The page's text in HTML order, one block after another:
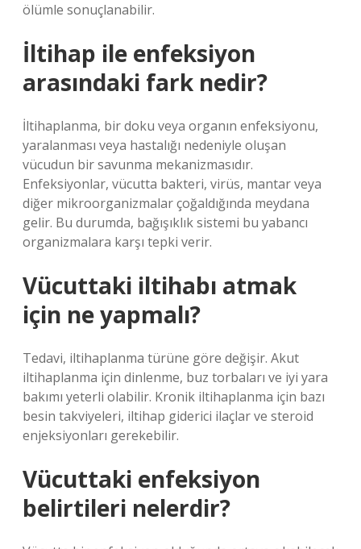
ölümle sonuçlanabilir.
İltihap ile enfeksiyon
arasındaki fark nedir?
İltihaplanma, bir doku veya organın enfeksiyonu,
yaralanması veya hastalığı nedeniyle oluşan
vücudun bir savunma mekanizmasıdır.
Enfeksiyonlar, vücutta bakteri, virüs, mantar veya
diğer mikroorganizmalar çoğaldığında meydana
gelir. Bu durumda, bağışıklık sistemi bu yabancı
organizmalara karşı tepki verir.
Vücuttaki iltihabı atmak
için ne yapmalı?
Tedavi, iltihaplanma türüne göre değişir. Akut
iltihaplanma için dinlenme, buz torbaları ve iyi yara
bakımı yeterli olabilir. Kronik iltihaplanma için bazı
besin takviyeleri, iltihap giderici ilaçlar ve steroid
enjeksiyonları gerekebilir.
Vücuttaki enfeksiyon
belirtileri nelerdir?